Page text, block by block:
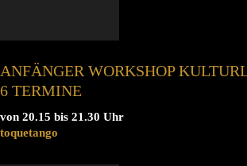
ANFÄNGER WORKSHOP
6 TERMINE
von 20.15 bis 21.30 Uhr
toquetango